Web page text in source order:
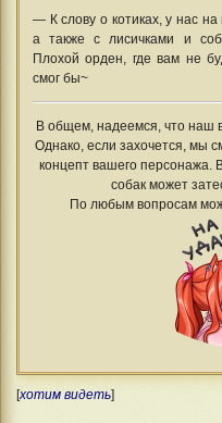
— К слову о котиках, у нас на
а также с лисичками и
Плохой орден, где вам не
смог бы~
В общем, надеемся, что наш
Однако, если захочется, мы
концепт вашего персонажа.
собак может
По любым вопросам
[хотим видеть]